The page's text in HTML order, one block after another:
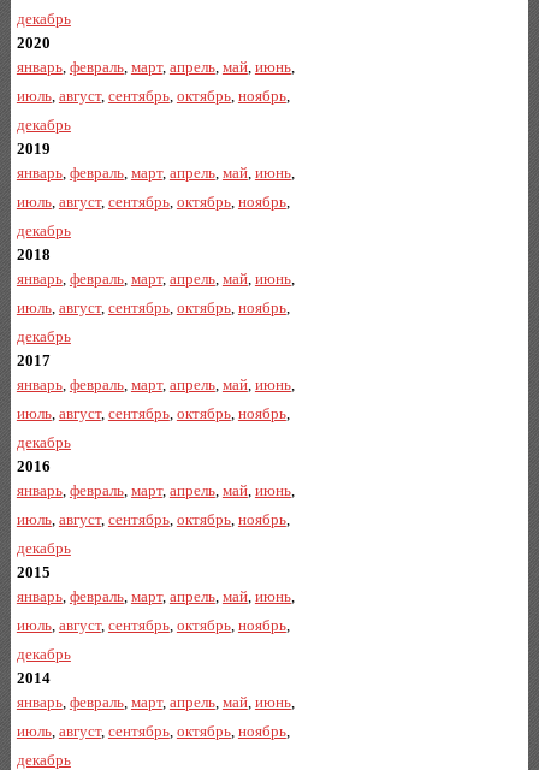
декабрь
2020
январь, февраль, март, апрель, май, июнь,
июль, август, сентябрь, октябрь, ноябрь,
декабрь
2019
январь, февраль, март, апрель, май, июнь,
июль, август, сентябрь, октябрь, ноябрь,
декабрь
2018
январь, февраль, март, апрель, май, июнь,
июль, август, сентябрь, октябрь, ноябрь,
декабрь
2017
январь, февраль, март, апрель, май, июнь,
июль, август, сентябрь, октябрь, ноябрь,
декабрь
2016
январь, февраль, март, апрель, май, июнь,
июль, август, сентябрь, октябрь, ноябрь,
декабрь
2015
январь, февраль, март, апрель, май, июнь,
июль, август, сентябрь, октябрь, ноябрь,
декабрь
2014
январь, февраль, март, апрель, май, июнь,
июль, август, сентябрь, октябрь, ноябрь,
декабрь